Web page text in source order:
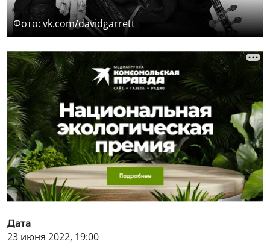
Фото: vk.com/davidgarrett
Дата
23 июня 2022, 19:00